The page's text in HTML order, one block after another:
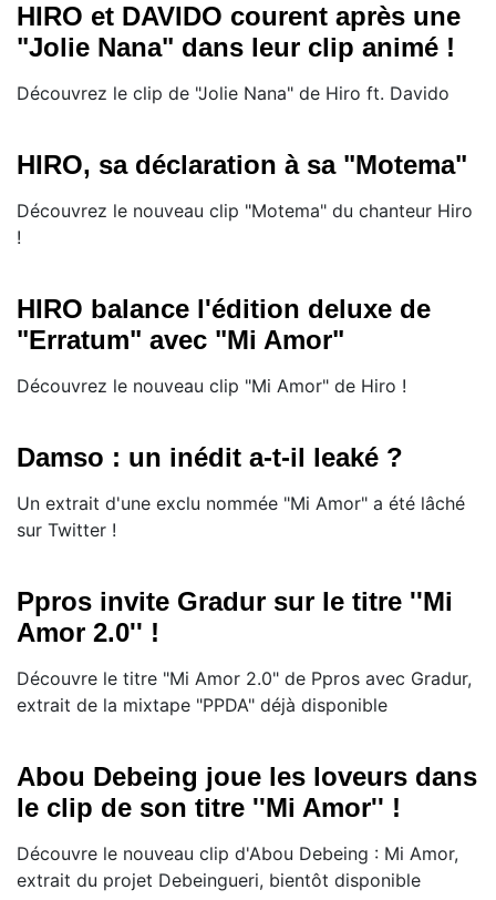
HIRO et DAVIDO courent après une
"Jolie Nana" dans leur clip animé !
Découvrez le clip de "Jolie Nana" de Hiro ft. Davido
HIRO, sa déclaration à sa "Motema"
Découvrez le nouveau clip "Motema" du chanteur Hiro
!
HIRO balance l'édition deluxe de
"Erratum" avec "Mi Amor"
Découvrez le nouveau clip "Mi Amor" de Hiro !
Damso : un inédit a-t-il leaké ?
Un extrait d'une exclu nommée "Mi Amor" a été lâché
sur Twitter !
Ppros invite Gradur sur le titre ''Mi
Amor 2.0'' !
Découvre le titre "Mi Amor 2.0" de Ppros avec Gradur,
extrait de la mixtape "PPDA" déjà disponible
Abou Debeing joue les loveurs dans
le clip de son titre ''Mi Amor'' !
Découvre le nouveau clip d'Abou Debeing : Mi Amor,
extrait du projet Debeingueri, bientôt disponible